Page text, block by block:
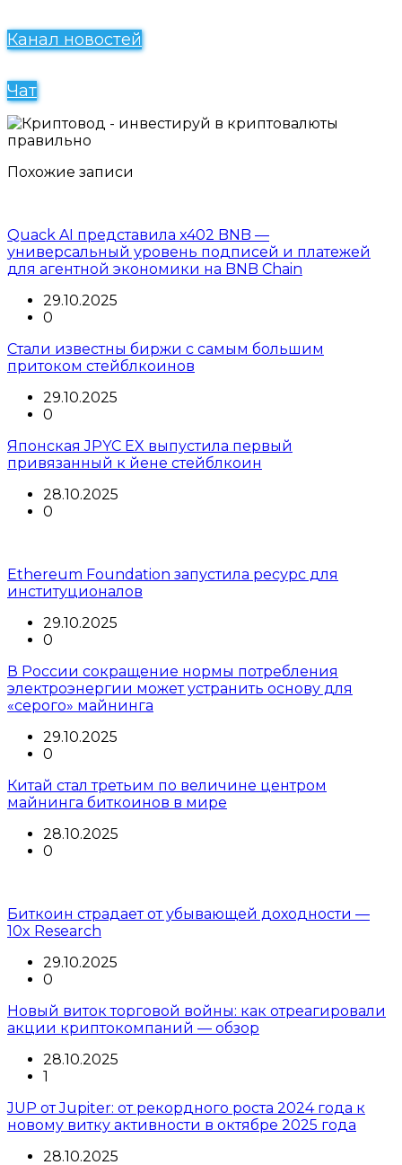
Канал новостей
Чат
Похожие записи
Quack AI представила x402 BNB —
универсальный уровень подписей и платежей
для агентной экономики на BNB Chain
29.10.2025
0
Стали известны биржи с самым большим
притоком стейблкоинов
29.10.2025
0
Японская JPYC EX выпустила первый
привязанный к йене стейблкоин
28.10.2025
0
Ethereum Foundation запустила ресурс для
институционалов
29.10.2025
0
В России сокращение нормы потребления
электроэнергии может устранить основу для
«серого» майнинга
29.10.2025
0
Китай стал третьим по величине центром
майнинга биткоинов в мире
28.10.2025
0
Биткоин страдает от убывающей доходности —
10x Research
29.10.2025
0
Новый виток торговой войны: как отреагировали
акции криптокомпаний — обзор
28.10.2025
1
JUP от Jupiter: от рекордного роста 2024 года к
новому витку активности в октябре 2025 года
28.10.2025